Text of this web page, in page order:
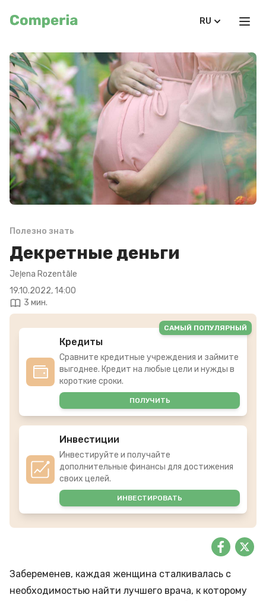
RU
Полезно знать
Декретные деньги
Jeļena Rozentāle
19.10.2022, 14:00
3 мин.
Кредиты
Сравните кредитные учреждения и займите
выгоднее. Кредит на любые цели и нужды в
короткие сроки.
ПОЛУЧИТЬ
САМЫЙ ПОПУЛЯРНЫЙ
Инвестиции
Инвестируйте и получайте
дополнительные финансы для достижения
своих целей.
ИНВЕСТИРОВАТЬ
Забеременев, каждая женщина сталкивалась с
необходимостью найти лучшего врача, к которому